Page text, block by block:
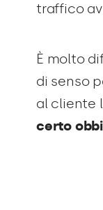
traffico
È molto
di senso
al cliente
certo